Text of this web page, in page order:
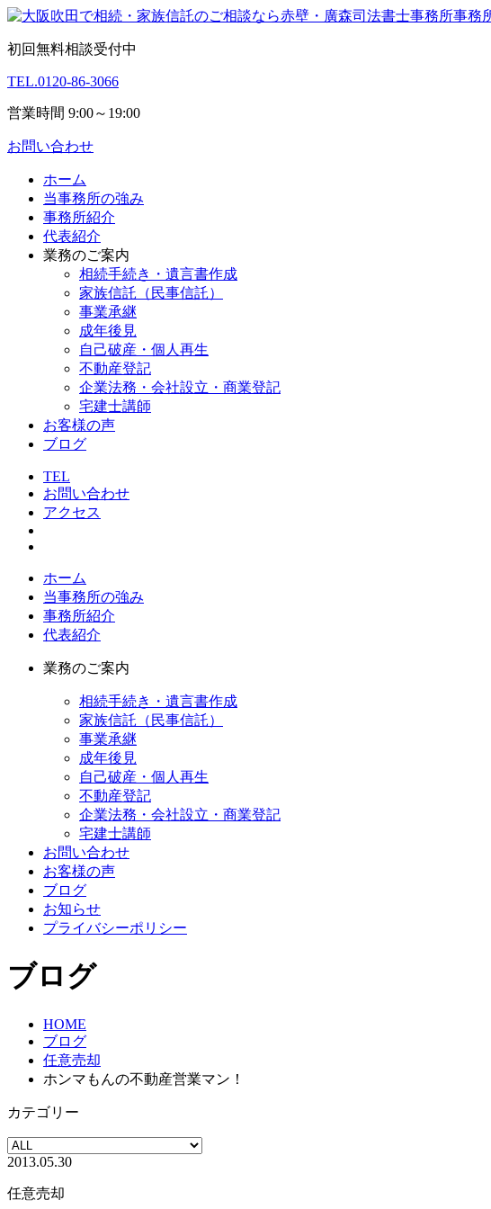
初回無料相談受付中
TEL.0120-86-3066
営業時間 9:00～19:00
お問い合わせ
ホーム
当事務所の強み
事務所紹介
代表紹介
業務のご案内
相続手続き・遺言書作成
家族信託（民事信託）
事業承継
成年後見
自己破産・個人再生
不動産登記
企業法務・会社設立・商業登記
宅建士講師
お客様の声
ブログ
TEL
お問い合わせ
アクセス
ホーム
当事務所の強み
事務所紹介
代表紹介
業務のご案内
相続手続き・遺言書作成
家族信託（民事信託）
事業承継
成年後見
自己破産・個人再生
不動産登記
企業法務・会社設立・商業登記
宅建士講師
お問い合わせ
お客様の声
ブログ
お知らせ
プライバシーポリシー
ブログ
HOME
ブログ
任意売却
ホンマもんの不動産営業マン！
カテゴリー
2013.05.30
任意売却